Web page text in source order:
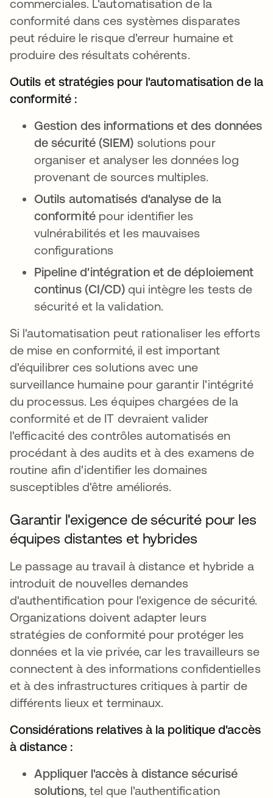
commerciales. L'automatisation de la
conformité dans ces systèmes disparates
peut réduire le risque d'erreur humaine et
produire des résultats cohérents.
Outils et stratégies pour l'automatisation de la
conformité :
Gestion des informations et des données
de sécurité (SIEM) solutions pour
organiser et analyser les données log
provenant de sources multiples.
Outils automatisés d'analyse de la
conformitépour identifier les
vulnérabilités et les mauvaises
configurations
Pipeline d'intégration et de déploiement
continus (CI/CD) qui intègre les tests de
sécurité et la validation.
Si l'automatisation peut rationaliser les efforts
de mise en conformité, il est important
d'équilibrer ces solutions avec une
surveillance humaine pour garantir l'intégrité
du processus. Les équipes chargées de la
conformité et de IT devraient valider
l'efficacité des contrôles automatisés en
procédant à des audits et à des examens de
routine afin d'identifier les domaines
susceptibles d'être améliorés.
Garantir l'exigence de sécurité pour les
équipes distantes et hybrides
Le passage au travail à distance et hybride a
introduit de nouvelles demandes
d'authentification pour l'exigence de sécurité.
Organizations doivent adapter leurs
stratégies de conformité pour protéger les
données et la vie privée, car les travailleurs se
connectent à des informations confidentielles
et à des infrastructures critiques à partir de
différents lieux et terminaux.
Considérations relatives à la politique d'accès
à distance :
Appliquer l'accès à distance sécurisé
solutions, tel que l'authentification